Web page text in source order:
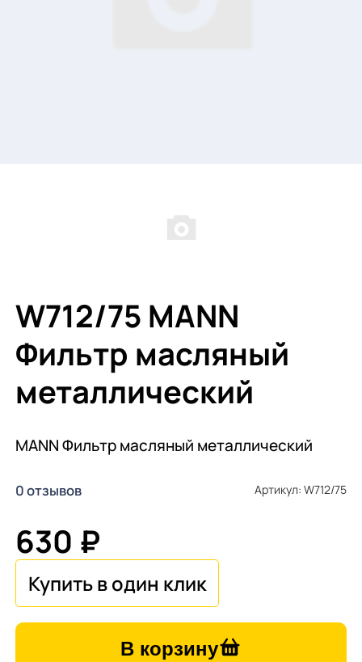
W712/75 MANN
Фильтр масляный
металлический
MANN Фильтр масляный металлический
0 отзывов Артикул: W712/75
630 ₽
В корзину